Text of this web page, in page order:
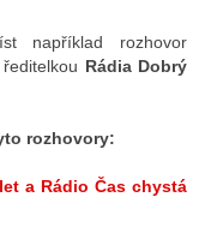
například rozhovor
ředitelkou Rádia Dobrý
rozhovory:
a Rádio Čas chystá